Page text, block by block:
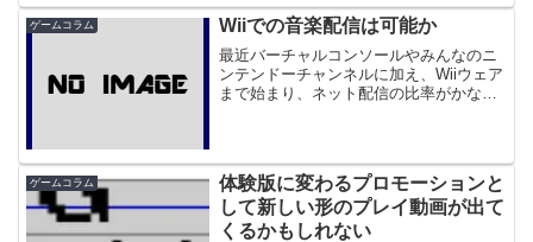
事中にちょいと古いゲームサントラばか
り聴いています。さて、これ...
ゲームコラム Wiiでの音楽配信は可能か
最近バーチャルコンソールやみんなのニ
ンテンドーチャンネルに加え、Wiiウェア
まで始まり、ネット配信の比率がかなり
ね？」ということです...
ゲームコラム
体験版に変わるプロモーションと
して新しい形のプレイ動画が出て
くるかもしれない